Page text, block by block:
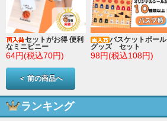
セットがお得 便利
なミニビニー
64円(税込70円)
バスケットボール
グッズ セット
98円(税込108円)
＜ 前の商品へ
ランキング